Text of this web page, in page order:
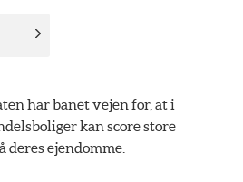
har banet vejen for, at i
kan score store
ejendomme.